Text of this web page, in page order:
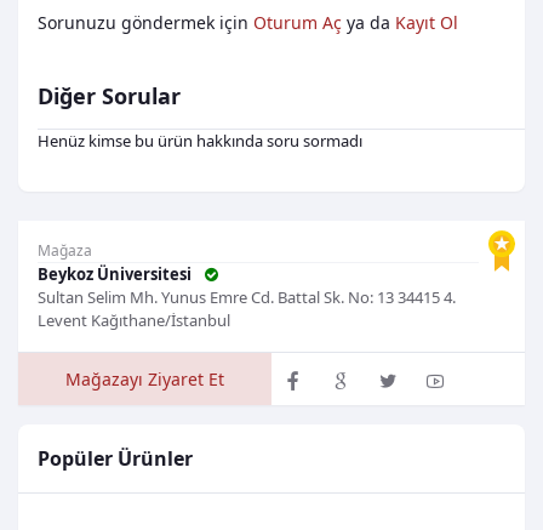
Mağaza
Beykoz Üniversitesi
Sultan Selim Mh. Yunus Emre Cd. Battal Sk. No: 13 34415 4.
Levent Kağıthane/İstanbul
Mağazayı Ziyaret Et
Popüler Ürünler
Sorunuzu göndermek için Oturum Aç ya da Kayıt Ol
Diğer Sorular
Henüz kimse bu ürün hakkında soru sormadı